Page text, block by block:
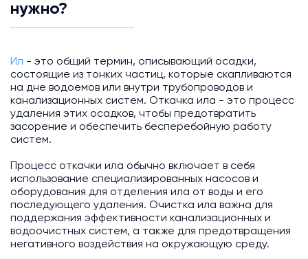
нужно?
Ил - это общий термин, описывающий осадки,
состоящие из тонких частиц, которые скапливаются
на дне водоемов или внутри трубопроводов и
канализационных систем. Откачка ила - это процесс
удаления этих осадков, чтобы предотвратить
засорение и обеспечить бесперебойную работу
систем.
Процесс откачки ила обычно включает в себя
использование специализированных насосов и
оборудования для отделения ила от воды и его
последующего удаления. Очистка ила важна для
поддержания эффективности канализационных и
водоочистных систем, а также для предотвращения
негативного воздействия на окружающую среду.